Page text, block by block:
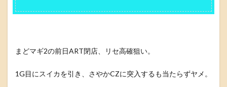
まどマギ2の前日ART閉店、リセ高確狙い。
1G目にスイカを引き、さやかCZに突入するも当たらずヤメ。